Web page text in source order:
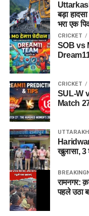
बड़ा
भरा एक
CRICKET
SOB vs
CRICKET
SUL-W
Match
खुलासा, 3
रामनगर:
पहले उठा